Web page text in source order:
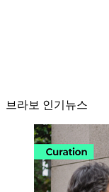
브라보 인기뉴스